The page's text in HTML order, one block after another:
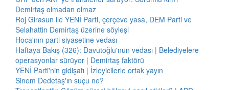
Demirtaş olmadan olmaz
Roj Girasun ile YENİ Parti, çerçeve yasa, DEM Parti ve
Selahattin Demirtaş üzerine söyleşi
Hoca'nın parti siyasetine vedası
Haftaya Bakış (326): Davutoğlu'nun vedası | Belediyelere
operasyonlar sürüyor | Demirtaş faktörü
YENİ Parti'nin gidişatı | İzleyicilerle ortak yayın
Sinem Dedetaş'ın suçu ne?